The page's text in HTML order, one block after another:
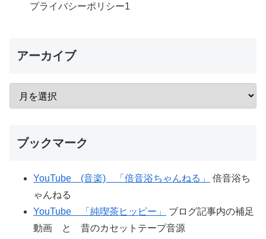
プライバシーポリシー1
アーカイブ
ブックマーク
YouTube (音楽) 「倍音浴ちゃんねる」
倍音浴ち
ゃんねる
YouTube 「純喫茶ヒッピー」
ブログ記事内の補足
動画 と 昔のカセットテープ音源